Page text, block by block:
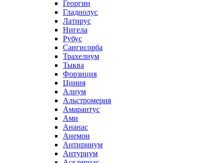
Георгин
Гладиолус
Латирус
Нигела
Рубус
Сангисорба
Трахелиум
Тыква
Форзиция
Циния
Алиум
Альстромерия
Амарантус
Ами
Ананас
Анемон
Антиринум
Антуриум